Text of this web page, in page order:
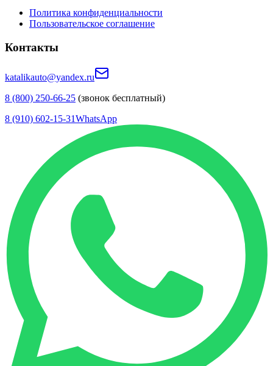
Политика конфиденциальности
Пользовательское соглашение
Контакты
katalikauto@yandex.ru
8 (800) 250-66-25 (звонок бесплатный)
8 (910) 602-15-31WhatsApp